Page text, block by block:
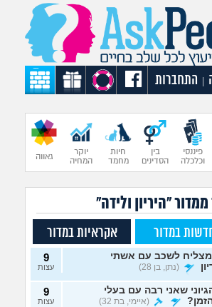
התחברות
פיננסי
וכלכלה
בין
הסדינים
חיות
מחמד
יוקר
המחיה
גאווה
"היריון ולידה"
במדור אקראיות במדור
לשכב עם אשתי
(נתן, בן 28)
9
עצות
שאני רבה עם בעלי
(איימי, בת 32)
9
עצות